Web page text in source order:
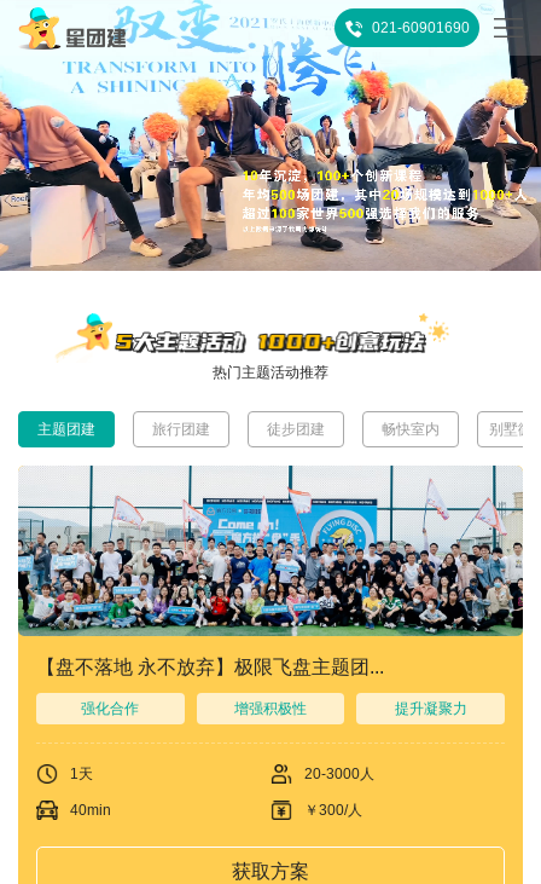
021-60901690
首
页
热
门
推
所
有
客
热门主题活动推荐
主题团建 旅行团建 徒步团建 畅快室内 别墅微
【盘不落地 永不放弃】极限飞盘主题团...
强化合作 增强积极性 提升凝聚力
1天 20-3000人
40min ￥300/人
获取方案